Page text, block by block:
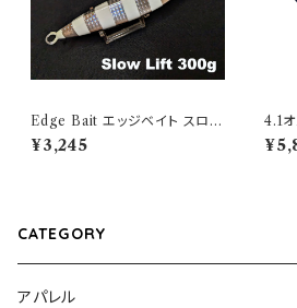
Edge Bait エッジベイト スロー
リフト 300g Zebra Glow
¥3,245
4.1
T
CATEGORY
アパレル